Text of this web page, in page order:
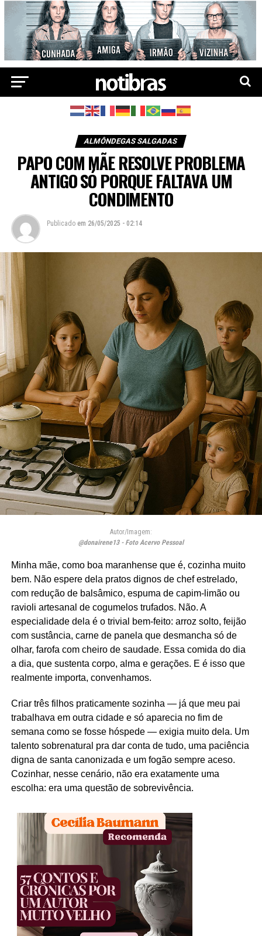
ALMÔNDEGAS SALGADAS
PAPO COM MÃE RESOLVE PROBLEMA
ANTIGO SÓ PORQUE FALTAVA UM
CONDIMENTO
Publicado em 26/05/2025 - 02:14
Autor/Imagem:
@donairene13 - Foto Acervo Pessoal
Minha mãe, como boa maranhense que é, cozinha muito
bem. Não espere dela pratos dignos de chef estrelado,
com redução de balsâmico, espuma de capim-limão ou
ravioli artesanal de cogumelos trufados. Não. A
especialidade dela é o trivial bem-feito: arroz solto, feijão
com sustância, carne de panela que desmancha só de
olhar, farofa com cheiro de saudade. Essa comida do dia
a dia, que sustenta corpo, alma e gerações. E é isso que
realmente importa, convenhamos.
Criar três filhos praticamente sozinha — já que meu pai
trabalhava em outra cidade e só aparecia no fim de
semana como se fosse hóspede — exigia muito dela. Um
talento sobrenatural pra dar conta de tudo, uma paciência
digna de santa canonizada e um fogão sempre aceso.
Cozinhar, nesse cenário, não era exatamente uma
escolha: era uma questão de sobrevivência.